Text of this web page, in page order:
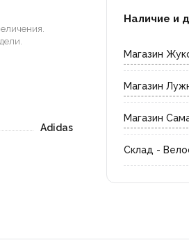
Adidas
Наличие и
Магазин
Магазин
Магазин
Склад -